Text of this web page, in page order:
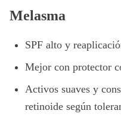
Melasma
SPF alto y
Mejor con protector
Activos suaves y
retinoide según